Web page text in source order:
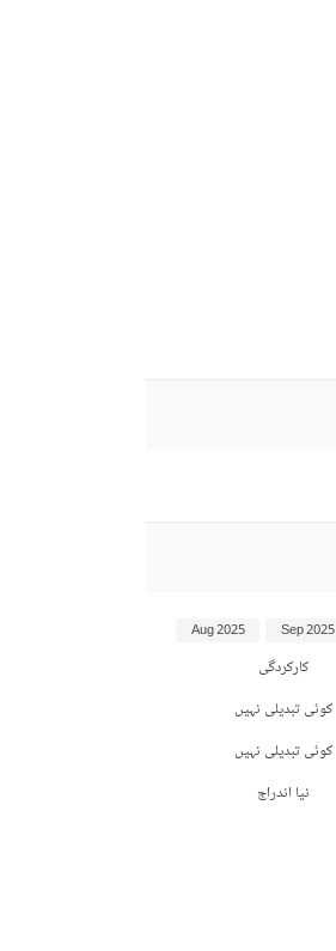
کارکردگی
کوئی تبدیلی نہیں
کوئی تبدیلی نہیں
نیا اندراج
Sep 2025
Aug 2025